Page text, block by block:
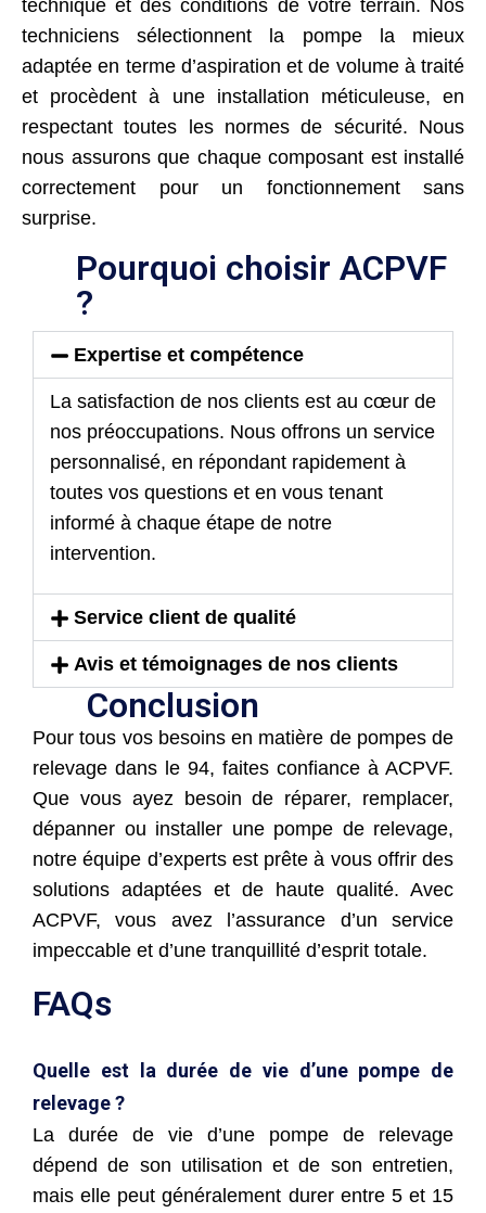
technique et des conditions de votre terrain. Nos
techniciens sélectionnent la pompe la mieux
adaptée en terme d’aspiration et de volume à traité
et procèdent à une installation méticuleuse, en
respectant toutes les normes de sécurité. Nous
nous assurons que chaque composant est installé
correctement pour un fonctionnement sans
surprise.
Pourquoi choisir ACPVF
?
Expertise et compétence
La satisfaction de nos clients est au cœur de
nos préoccupations. Nous offrons un service
personnalisé, en répondant rapidement à
toutes vos questions et en vous tenant
informé à chaque étape de notre
intervention.
Service client de qualité
Avis et témoignages de nos clients
Conclusion
Pour tous vos besoins en matière de pompes de
relevage dans le 94, faites confiance à ACPVF.
Que vous ayez besoin de réparer, remplacer,
dépanner ou installer une pompe de relevage,
notre équipe d’experts est prête à vous offrir des
solutions adaptées et de haute qualité. Avec
ACPVF, vous avez l’assurance d’un service
impeccable et d’une tranquillité d’esprit totale.
FAQs
Quelle est la durée de vie d’une pompe de
relevage ?
La durée de vie d’une pompe de relevage
dépend de son utilisation et de son entretien,
mais elle peut généralement durer entre 5 et 15